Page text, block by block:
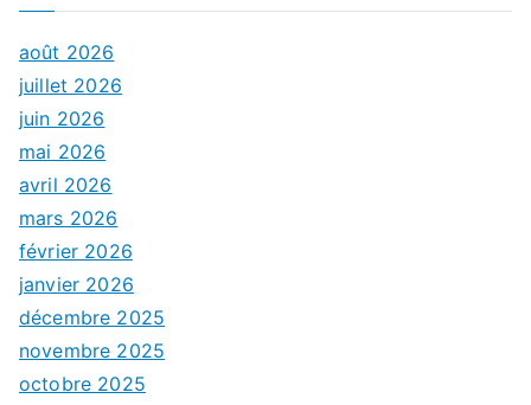
août 2026
juillet 2026
juin 2026
mai 2026
avril 2026
mars 2026
février 2026
janvier 2026
décembre 2025
novembre 2025
octobre 2025